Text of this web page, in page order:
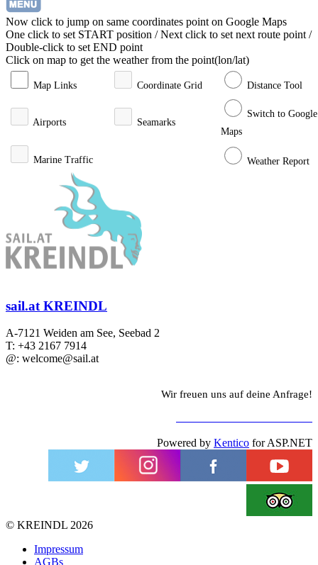
Now click to jump on same coordinates point on Google Maps
One click to set START position / Next click to set next route point /
Double-click to set END point
Click on map to get the weather from the point(lon/lat)
Map Links Coordinate Grid Distance Tool
Airports Seamarks
Switch to Google
Maps
Marine Traffic Weather Report
sail.at KREINDL
A-7121 Weiden am See, Seebad 2
T: +43 2167 7914
@: welcome@sail.at
Wir freuen uns auf deine Anfrage!
Powered by Kentico for ASP.NET
© KREINDL 2026
Impressum
AGBs